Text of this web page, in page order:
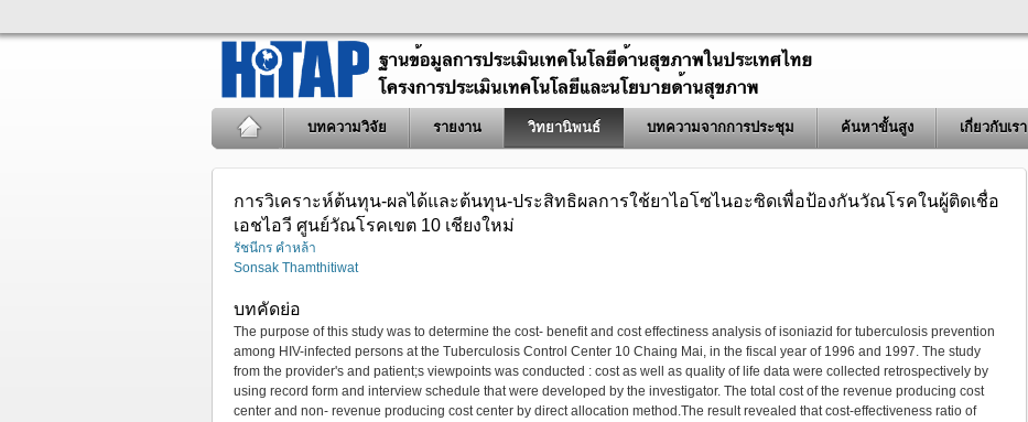
บทความวิจัย รายงาน วิทยานิพนธ์ บทความจากการประชุม ค้นหาขั้นสูง เกี่ยวกับเรา
การวิเคราะห์ต้นทุน-ผลได้และต้นทุน-ประสิทธิผลการใช้ยาไอโซไนอะซิดเพื่อป้องกันวัณโรคในผู้ติดเชื่อ
เอชไอวี ศูนย์วัณโรคเขต 10 เชียงใหม่
รัชนีกร คำหล้า
Sonsak Thamthitiwat
บทคัดย่อ
The purpose of this study was to determine the cost- benefit and cost effectiness analysis of isoniazid for tuberculosis prevention
among HIV-infected persons at the Tuberculosis Control Center 10 Chaing Mai, in the fiscal year of 1996 and 1997. The study
from the provider's and patient;s viewpoints was conducted : cost as well as quality of life data were collected retrospectively by
using record form and interview schedule that were developed by the investigator. The total cost of the revenue producing cost
center and non- revenue producing cost center by direct allocation method.The result revealed that cost-effectiveness ratio of